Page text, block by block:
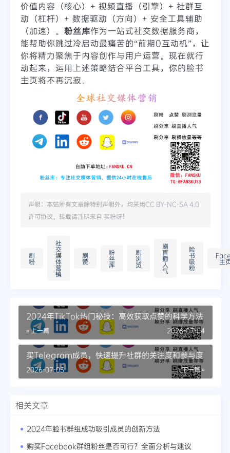
价值内容（核心）+ 视频直播（引擎）+ 社群互
动（杠杆）+ 数据驱动（方向）+ 安全工具辅助
（加速）。 粉丝库作为一站式社交数据服务商，
能帮助你跳过冷启动最痛苦的“前期0互动机”，让
你将精力聚焦于内容创作与用户运营。现在就行
动起来，运用上述策略结合平台工具，你的脸书
主页将不再沉寂。
声明：本站所有文章除特别声明外，均采用CC BY-NC-SA 4.0
许可协议。转载请注明来自 买粉呀！
刷
粉
社
交
媒
体
营
销
刷
赞
粉
丝
库
刷
浏
览
刷
直
播
人
气
脸
书
吸
粉
主
2024年TikTok热门秘技：高效获取点赞的科学方法
« 上一篇 2026-07-04
买Telegram成员，快速提升社群的关注度和参与度
下一篇 »
2026-07-03
相关文章
2024年脸书群组成功吸引成员的创新方法
购买Facebook群组粉丝是否可行？全面分析与建议